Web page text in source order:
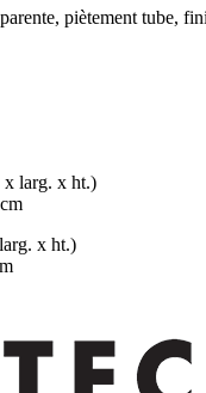
piètement tube,
larg. x ht.)
x ht.)